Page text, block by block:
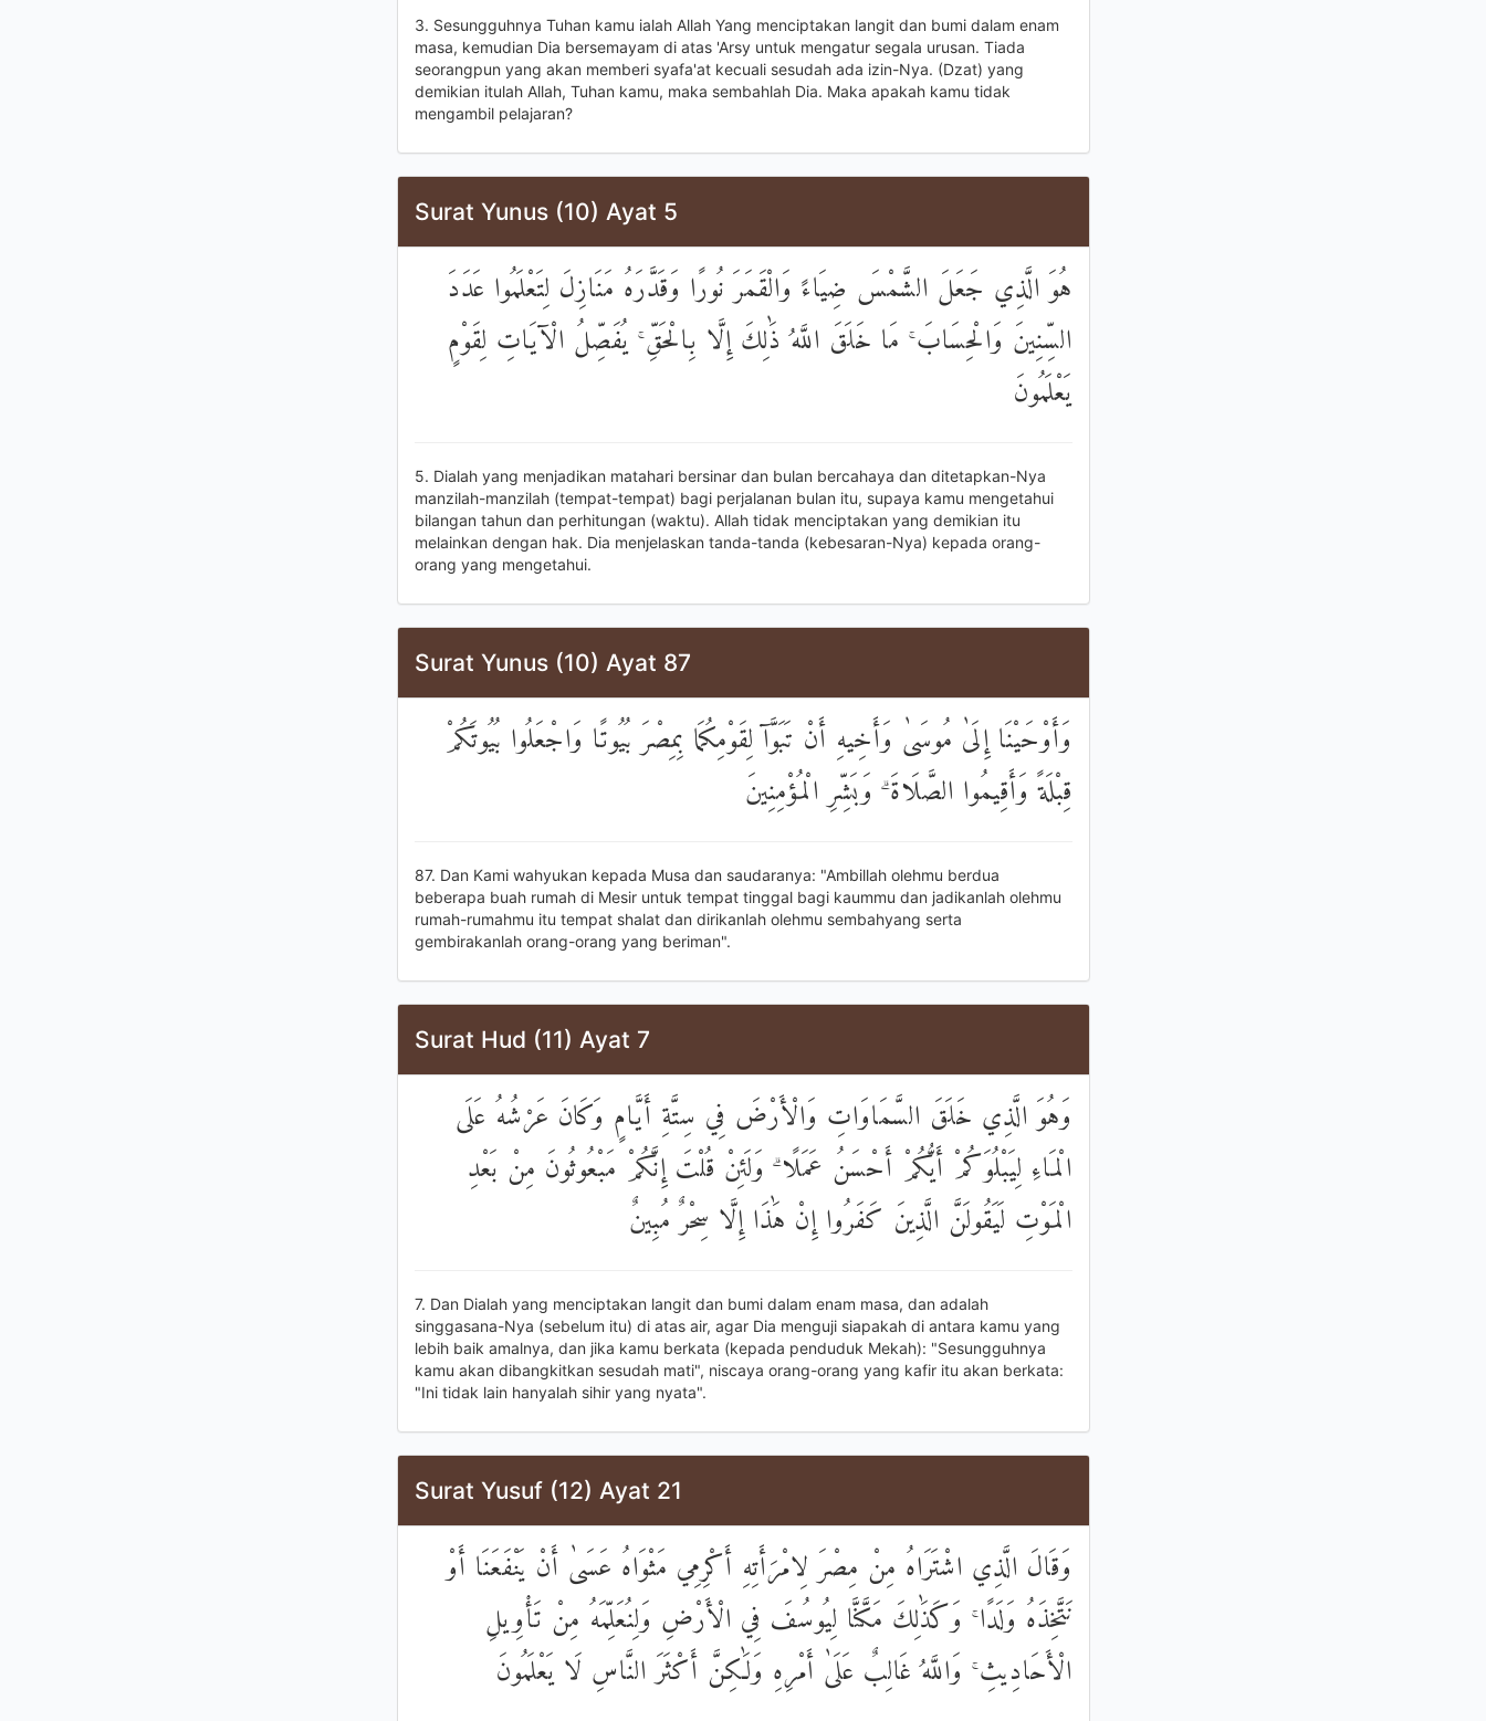
3. Sesungguhnya Tuhan kamu ialah Allah Yang menciptakan langit dan bumi dalam enam
masa, kemudian Dia bersemayam di atas 'Arsy untuk mengatur segala urusan. Tiada
seorangpun yang akan memberi syafa'at kecuali sesudah ada izin-Nya. (Dzat) yang
demikian itulah Allah, Tuhan kamu, maka sembahlah Dia. Maka apakah kamu tidak
mengambil pelajaran?
Surat Yunus (10) Ayat 5
هُوَ الَّذِي جَعَلَ الشَّمْسَ ضِيَاءً وَالْقَمَرَ نُورًا وَقَدَّرَهُ مَنَازِلَ لِتَعْلَمُوا عَدَدَ
السِّنِينَ وَالْحِسَابَ ۚ مَا خَلَقَ اللَّهُ ذَٰلِكَ إِلَّا بِالْحَقِّ ۚ يُفَصِّلُ الْآيَاتِ لِقَوْمٍ
يَعْلَمُونَ
5. Dialah yang menjadikan matahari bersinar dan bulan bercahaya dan ditetapkan-Nya
manzilah-manzilah (tempat-tempat) bagi perjalanan bulan itu, supaya kamu mengetahui
bilangan tahun dan perhitungan (waktu). Allah tidak menciptakan yang demikian itu
melainkan dengan hak. Dia menjelaskan tanda-tanda (kebesaran-Nya) kepada orang-
orang yang mengetahui.
Surat Yunus (10) Ayat 87
وَأَوْحَيْنَا إِلَىٰ مُوسَىٰ وَأَخِيهِ أَنْ تَبَوَّآ لِقَوْمِكُمَا بِمِصْرَ بُيُوتًا وَاجْعَلُوا بُيُوتَكُمْ
قِبْلَةً وَأَقِيمُوا الصَّلَاةَ ۗ وَبَشِّرِ الْمُؤْمِنِينَ
87. Dan Kami wahyukan kepada Musa dan saudaranya: "Ambillah olehmu berdua
beberapa buah rumah di Mesir untuk tempat tinggal bagi kaummu dan jadikanlah olehmu
rumah-rumahmu itu tempat shalat dan dirikanlah olehmu sembahyang serta
gembirakanlah orang-orang yang beriman".
Surat Hud (11) Ayat 7
وَهُوَ الَّذِي خَلَقَ السَّمَاوَاتِ وَالْأَرْضَ فِي سِتَّةِ أَيَّامٍ وَكَانَ عَرْشُهُ عَلَى
الْمَاءِ لِيَبْلُوَكُمْ أَيُّكُمْ أَحْسَنُ عَمَلًا ۗ وَلَئِنْ قُلْتَ إِنَّكُمْ مَبْعُوثُونَ مِنْ بَعْدِ
الْمَوْتِ لَيَقُولَنَّ الَّذِينَ كَفَرُوا إِنْ هَٰذَا إِلَّا سِحْرٌ مُبِينٌ
7. Dan Dialah yang menciptakan langit dan bumi dalam enam masa, dan adalah
singgasana-Nya (sebelum itu) di atas air, agar Dia menguji siapakah di antara kamu yang
lebih baik amalnya, dan jika kamu berkata (kepada penduduk Mekah): "Sesungguhnya
kamu akan dibangkitkan sesudah mati", niscaya orang-orang yang kafir itu akan berkata:
"Ini tidak lain hanyalah sihir yang nyata".
Surat Yusuf (12) Ayat 21
وَقَالَ الَّذِي اشْتَرَاهُ مِنْ مِصْرَ لِامْرَأَتِهِ أَكْرِمِي مَثْوَاهُ عَسَىٰ أَنْ يَنْفَعَنَا أَوْ
نَتَّخِذَهُ وَلَدًا ۚ وَكَذَٰلِكَ مَكَّنَّا لِيُوسُفَ فِي الْأَرْضِ وَلِنُعَلِّمَهُ مِنْ تَأْوِيلِ
الْأَحَادِيثِ ۚ وَاللَّهُ غَالِبٌ عَلَىٰ أَمْرِهِ وَلَٰكِنَّ أَكْثَرَ النَّاسِ لَا يَعْلَمُونَ